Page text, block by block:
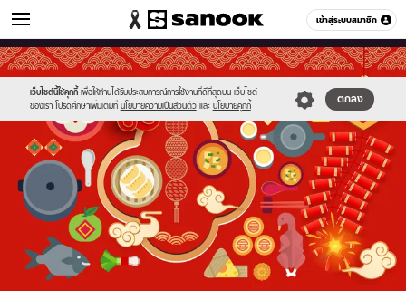
เข้าสู่ระบบสมาชิก
ดูดวง หมวดอื่นๆ
เว็บไซต์นี้ใช้คุกกี้ เพื่อให้ท่านได้รับประสบการณ์การใช้งานที่ดีที่สุดบน เว็บไซต์
ของเรา โปรดศึกษาเพิ่มเติมที่ นโยบายความเป็นส่วนตัว และ นโยบายคุกกี้
ตกลง
Sanook
//s.isanook.com/sr/0/images/logo-
new-
sanook.png
600
60
//s.isanook.com/ho/0/ud/30/154421/chinese-
new-
year.jpg